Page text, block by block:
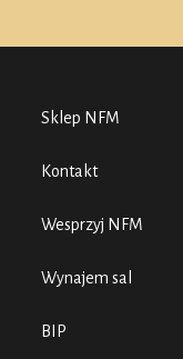
Sklep NFM
Kontakt
Wesprzyj NFM
Wynajem sal
BIP